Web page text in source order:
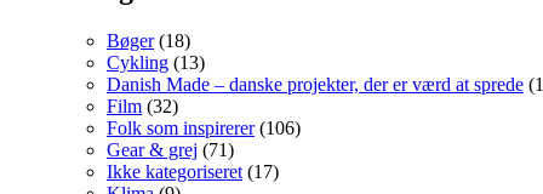
Bøger(18)
Cykling (13)
Danish Made – danske projekter, der er værd at sprede
Film (32)
Folk som inspirerer(106)
Gear & grej (71)
Ikke kategoriseret (17)